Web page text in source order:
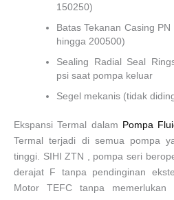
150250)
Batas Tekanan Casing
hingga 200500)
Sealing Radial Seal
psi saat pompa keluar
Segel mekanis (tidak
Ekspansi Termal dalam Pompa
Termal terjadi di semua pompa
tinggi. SIHI ZTN , pompa seri
derajat F tanpa pendinginan
Motor TEFC tanpa memerlukan